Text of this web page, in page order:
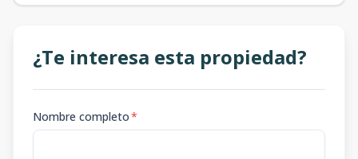
¿Te interesa esta propiedad?
Nombre completo*